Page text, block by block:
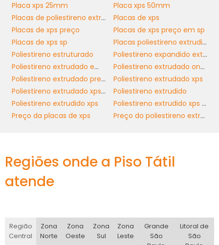
Além disso, é importante avaliar as
propriedades específicas do produto, como a
resistência a produtos químicos e a
durabilidade em condições externas. O
alinhamento entre as necessidades do seu
projeto e as características das chapas de
XPS selecionadas garantirá um resultado final
satisfatório e eficiente. Consultar um
fornecedor especializado pode ser um
diferencial na escolha do material correto.
CHAPAS DE XPS
O futuro das
do material. Pesquisas estão em andamento
para aprimorar o processo de fabricação,
Placa xps 25mm
Placa xps 50mm
Placas de poliestireno extrudado
Placas de xps
Placas de xps preço
Placas de xps preço em sp
Placas de xps sp
Placas poliestireno extrudido
Poliestireno estruturado
Poliestireno expandido extrudido
Poliestireno extrudado em sp
Poliestireno extrudado onde comprar
Poliestireno extrudado preço
Poliestireno extrudado xps
Poliestireno extrudado xps preço
Poliestireno extrudido
Poliestireno extrudido xps
Poliestireno extrudido xps preço
Preço da placas de xps
Preço do poliestireno extrudado xps
Regiões onde a Piso Tátil
atende
Região
Central
Zona
Norte
Zona
Oeste
Zona
Sul
Zona
Leste
Grande
São
Litoral de
São